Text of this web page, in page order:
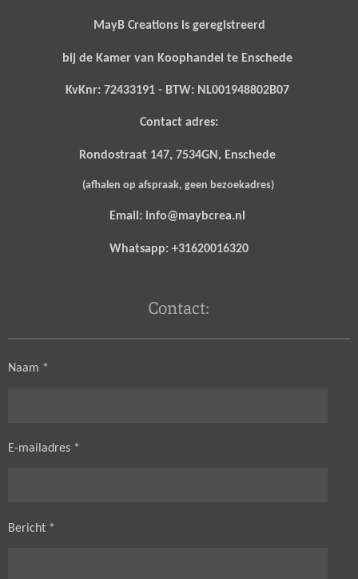
MayB Creations is geregistreerd
bij de Kamer van Koophandel te Enschede
KvKnr: 72433191 - BTW: NL001948802B07
Contact adres:
Rondostraat 147, 7534GN, Enschede
(afhalen op afspraak, geen bezoekadres)
Email: info@maybcrea.nl
Whatsapp: +31620016320
Contact:
Naam *
E-mailadres *
Bericht *